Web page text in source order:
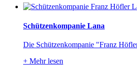
Schützenkompanie Lana
Die Schützenkompanie "Franz
+ Mehr lesen